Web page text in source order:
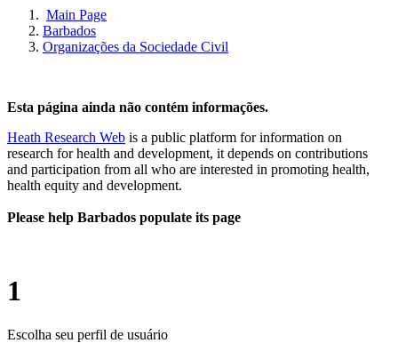
Main Page
Barbados
Organizações da Sociedade Civil
Esta página ainda não contém informações.
Heath Research Web is a public platform for information on
research for health and development, it depends on contributions
and participation from all who are interested in promoting health,
health equity and development.
Please help Barbados populate its page
1
Escolha seu perfil de usuário